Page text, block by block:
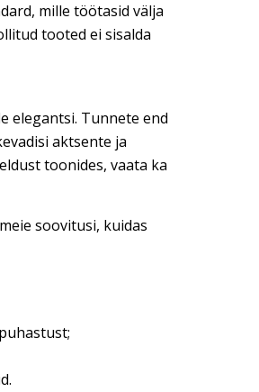
mille töötasid välja
tooted ei sisalda
elegantsi. Tunnete end
aktsente ja
toonides, vaata ka
soovitusi, kuidas